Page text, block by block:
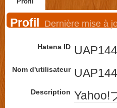
Profil Dernière mise à
Hatena ID
Nom d'utilisateur
Description Yahoo!